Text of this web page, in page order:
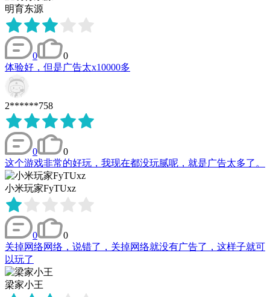
明育东源
0
0
体验好，但是广告太x10000多
2******758
0
0
这个游戏非常的好玩，我现在都没玩腻呢，就是广告太多了。
小米玩家FyTUxz
0
0
关掉网络网络，说错了，关掉网络就没有广告了，这样子就可
以玩了
梁家小王